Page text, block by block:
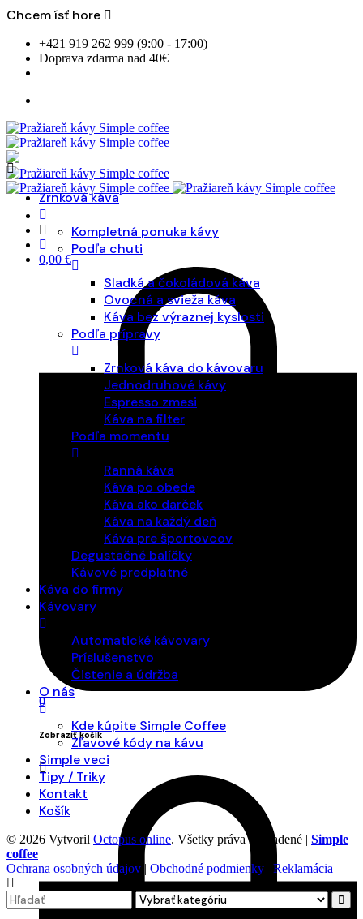
Chcem ísť hore
Skip
content
+421 919 262 999 (9:00 - 17:00)
Doprava zdarma nad 40€
0,00 €
0
Zobraziť košík
Zrnková káva
Kompletná ponuka kávy
Podľa chuti
Sladká a čokoládová káva
Ovocná a svieža káva
Káva bez výraznej kyslosti
Podľa prípravy
Zrnková káva do kávovaru
Jednodruhové kávy
Espresso zmesi
Káva na filter
Podľa momentu
Ranná káva
Káva po obede
Káva ako darček
Káva na každý deň
Káva pre športovcov
Degustačné balíčky
Kávové predplatné
Káva do firmy
Kávovary
Automatické kávovary
Príslušenstvo
Čistenie a údržba
O nás
Kde kúpite Simple Coffee
Zľavové kódy na kávu
Simple veci
Tipy / Triky
Kontakt
Košík
© 2026 Vytvoril Octopus online. Všetky práva vyhradené | Simple
coffee
Ochrana osobných údajov | Obchodné podmienky Reklamácia
Search
for